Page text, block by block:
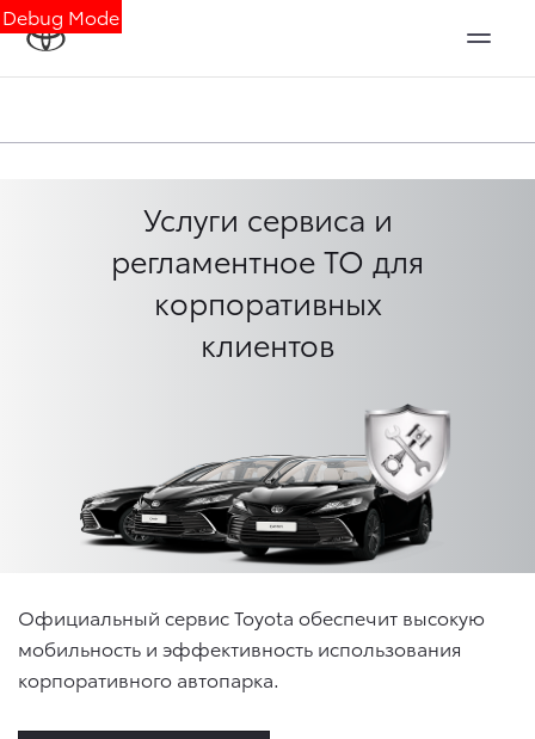
Debug Mode
Услуги сервиса и
регламентное ТО для
корпоративных
клиентов
Официальный сервис Toyota обеспечит высокую
мобильность и эффективность использования
корпоративного автопарка.